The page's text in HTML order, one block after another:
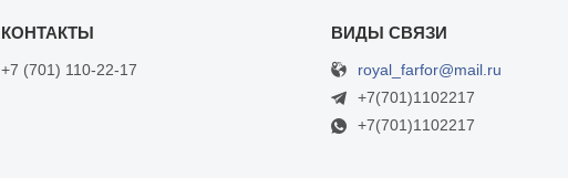
+7 (701) 110-22-17
royal_farfor@mail.ru
+7(701)1102217
+7(701)1102217